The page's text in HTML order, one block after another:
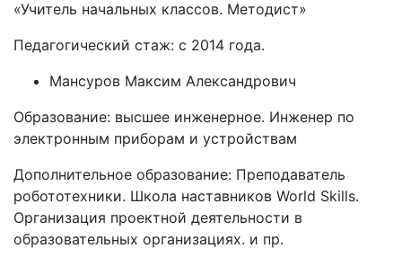
«Учитель начальных классов. Методист»
Педагогический стаж: с 2014 года.
Мансуров Максим Александрович
Образование: высшее инженерное. Инженер по
электронным приборам и устройствам
Дополнительное образование: Преподаватель
робототехники. Школа наставников World Skills.
Организация проектной деятельности в
образовательных организациях. и пр.